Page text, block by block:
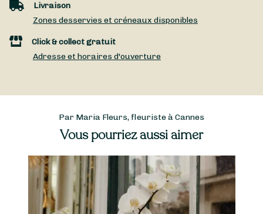
Livraison
Zones desservies et créneaux disponibles
Click & collect gratuit
Adresse et horaires d'ouverture
Par Maria Fleurs, fleuriste à Cannes
Vous pourriez aussi aimer